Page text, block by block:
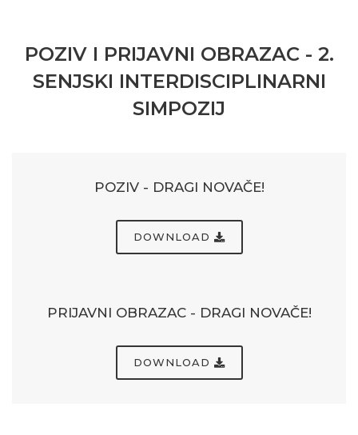
POZIV I PRIJAVNI OBRAZAC - 2.
SENJSKI INTERDISCIPLINARNI
SIMPOZIJ
POZIV - DRAGI NOVAČE!
DOWNLOAD
PRIJAVNI OBRAZAC - DRAGI NOVAČE!
DOWNLOAD